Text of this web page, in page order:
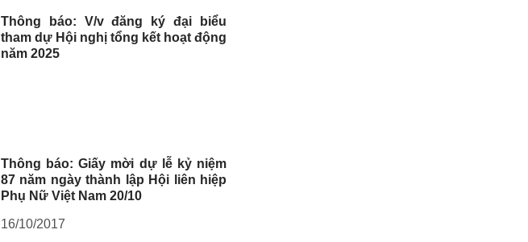
Thông báo: V/v đăng ký đại biểu
tham dự Hội nghị tổng kết hoạt động
năm 2025
Thông báo: Giấy mời dự lễ kỷ niệm
87 năm ngày thành lập Hội liên hiệp
Phụ Nữ Việt Nam 20/10
16/10/2017